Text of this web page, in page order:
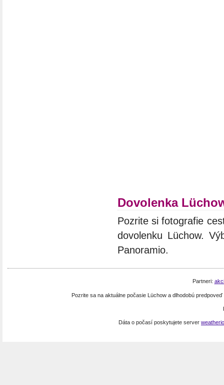
Dovolenka
Pozrite si fotografie
dovolenku Lüchow.
Panoramio.
Partneri:
Pozrite sa na aktuálne počasie Lüchow a dlhodobú
Dáta o počasí poskytujete server